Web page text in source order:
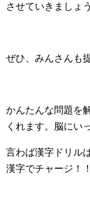
させていきましょう
ぜひ、みんさんも
かんたんな問題を
くれます。脳にい
言わば漢字ドリル
漢字でチャージ！